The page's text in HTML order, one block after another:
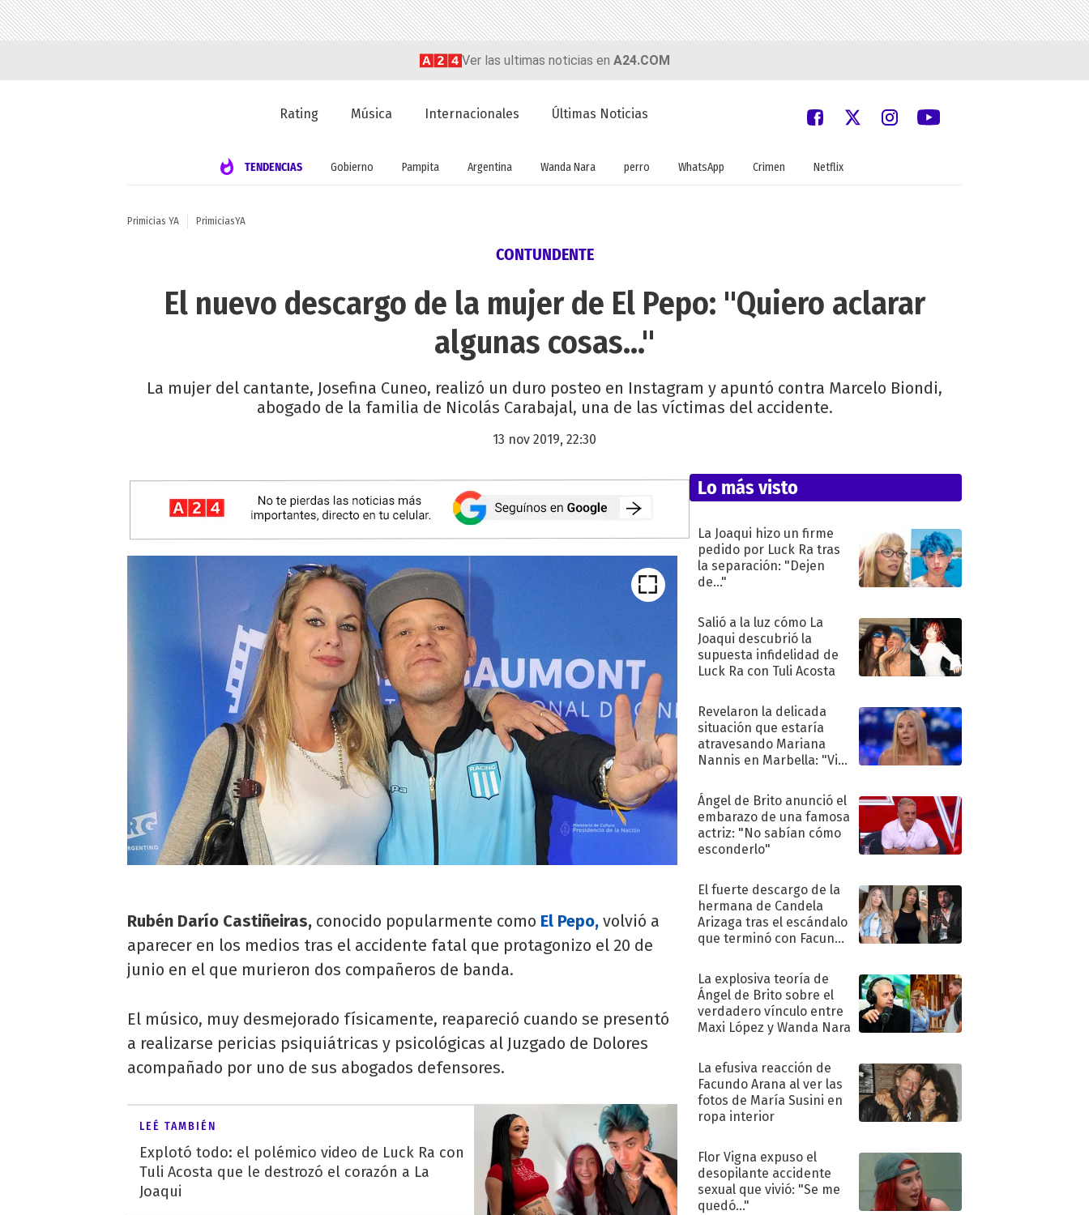
Ver las ultimas noticias en A24.COM
Rating Música Internacionales Últimas Noticias
TENDENCIAS Gobierno Pampita Argentina Wanda Nara perro WhatsApp Crimen Netflix
Primicias YA PrimiciasYA
CONTUNDENTE
El nuevo descargo de la mujer de El Pepo: "Quiero aclarar
algunas cosas..."
La mujer del cantante, Josefina Cuneo, realizó un duro posteo en Instagram y apuntó contra Marcelo Biondi,
abogado de la familia de Nicolás Carabajal, una de las víctimas del accidente.
13 nov 2019, 22:30
Rubén Darío Castiñeiras, conocido popularmente como El Pepo, volvió a
aparecer en los medios tras el accidente fatal que protagonizo el 20 de
junio en el que murieron dos compañeros de banda.
El músico, muy desmejorado físicamente, reapareció cuando se presentó
a realizarse pericias psiquiátricas y psicológicas al Juzgado de Dolores
acompañado por uno de sus abogados defensores.
LEÉ TAMBIÉN
Explotó todo: el polémico video de Luck Ra con
Tuli Acosta que le destrozó el corazón a La
Joaqui
Lo más visto
La Joaqui hizo un firme
pedido por Luck Ra tras
la separación: "Dejen
de..."
Salió a la luz cómo La
Joaqui descubrió la
supuesta infidelidad de
Luck Ra con Tuli Acosta
Revelaron la delicada
situación que estaría
atravesando Mariana
Nannis en Marbella: "Vive
Ángel de Brito anunció el
embarazo de una famosa
actriz: "No sabían cómo
esconderlo"
El fuerte descargo de la
hermana de Candela
Arizaga tras el escándalo
que terminó con Facundo
La explosiva teoría de
Ángel de Brito sobre el
verdadero vínculo entre
Maxi López y Wanda Nara
La efusiva reacción de
Facundo Arana al ver las
fotos de María Susini en
ropa interior
Flor Vigna expuso el
desopilante accidente
sexual que vivió: "Se me
quedó..."